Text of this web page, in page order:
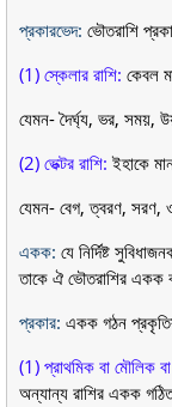
প্রকারভেদ: ভৌতরাশি
(1) স্কেলার রাশি: কেবল
যেমন- দৈর্ঘ্য, ভর, সময়,
(2) ভেক্টর রাশি: ইহাকে
যেমন- বেগ, ত্বরণ, সরণ,
একক: যে নির্দিষ্ট
তাকে ঐ ভৌতরাশির একক
প্রকার: একক গঠন
(1) প্রাথমিক বা মৌলিক
অন্যান্য রাশির একক